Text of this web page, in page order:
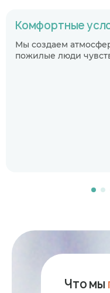
Комфортные
Мы создаем
пожилые люди
Что мы